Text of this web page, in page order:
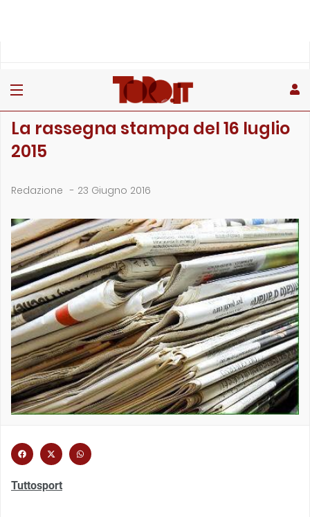
La rassegna stampa del 16 luglio
2015
Redazione - 23 Giugno 2016
Tuttosport